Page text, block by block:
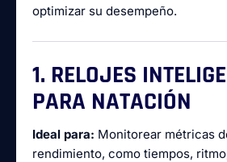
optimizar su desempeño.
1. RELOJES
PARA NATACIÓN
Ideal para: Monitorear métricas
rendimiento, como tiempos,